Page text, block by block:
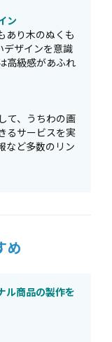
ン
あり木のぬくも
デザインを意識
高級感があふれ
て、うちわの画
るサービスを実
など多数のリン
め
ル商品の製作を